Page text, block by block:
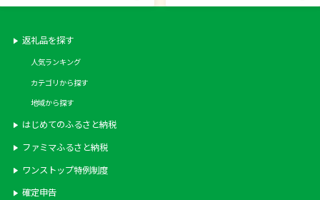
返礼品を探す
人気ランキング
カテゴリから探す
地域から探す
はじめてのふるさと納税
ファミマふるさと納税
ワンストップ特例制度
確定申告